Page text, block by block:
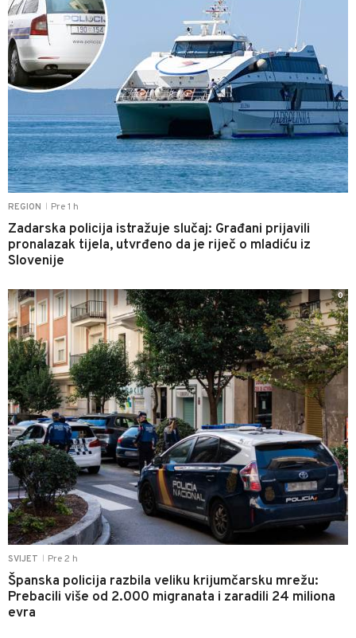
REGION Pre 1 h
Zadarska policija istražuje slučaj: Građani prijavili
pronalazak tijela, utvrđeno da je riječ o mladiću iz
Slovenije
SVIJET Pre 2 h
Španska policija razbila veliku krijumčarsku mrežu:
Prebacili više od 2.000 migranata i zaradili 24 miliona
evra
0